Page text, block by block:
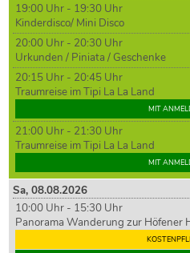
19:00 Uhr - 19:30 Uhr
Kinderdisco/ Mini Disco
20:00 Uhr - 20:30 Uhr
Urkunden / Piniata / Geschenke
20:15 Uhr - 20:45 Uhr
Traumreise im Tipi La La Land
MIT
21:00 Uhr - 21:30 Uhr
Traumreise im Tipi La La Land
MIT
Sa,08.08.2026
10:00 Uhr - 15:30 Uhr
Panorama Wanderung zur Höfener